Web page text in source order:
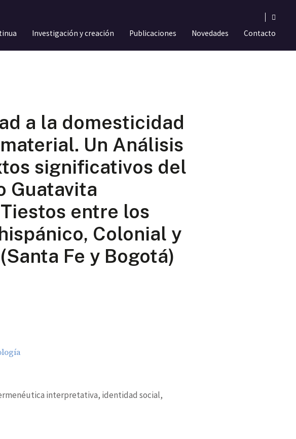
Investigación y creación Publicaciones Novedades Contacto
a la domesticidad
Un Análisis
significativos del
Guatavita
entre los
Colonial y
Fe y Bogotá)
interpretativa, identidad social,